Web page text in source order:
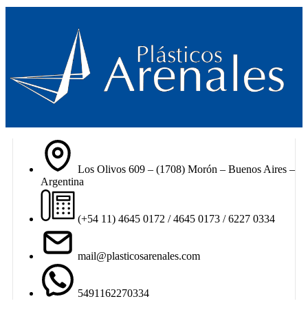
Los Olivos 609 – (1708) Morón – Buenos Aires –
Argentina
(+54 11) 4645 0172 / 4645 0173 / 6227 0334
mail@plasticosarenales.com
5491162270334